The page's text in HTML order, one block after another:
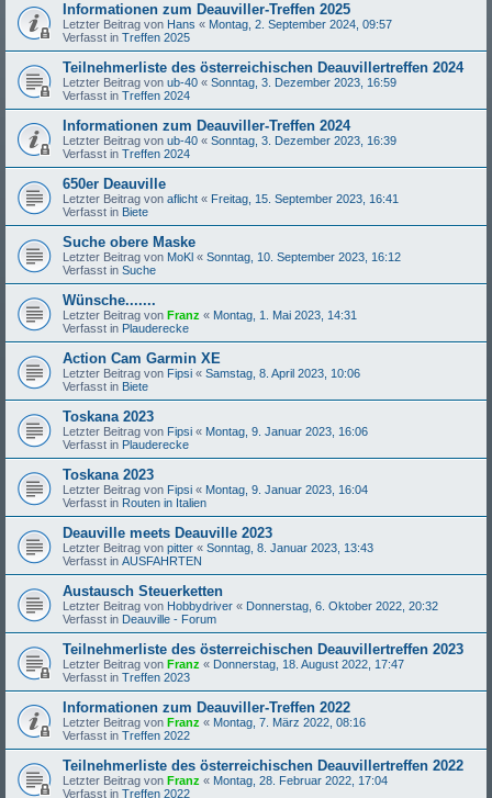
Informationen zum Deauviller-Treffen 2025
Letzter Beitrag von Hans « Montag, 2. September 2024, 09:57
Verfasst in Treffen 2025
Teilnehmerliste des österreichischen Deauvillertreffen 2024
Letzter Beitrag von ub-40 « Sonntag, 3. Dezember 2023, 16:59
Verfasst in Treffen 2024
Informationen zum Deauviller-Treffen 2024
Letzter Beitrag von ub-40 « Sonntag, 3. Dezember 2023, 16:39
Verfasst in Treffen 2024
650er Deauville
Letzter Beitrag von aflicht « Freitag, 15. September 2023, 16:41
Verfasst in Biete
Suche obere Maske
Letzter Beitrag von MoKl « Sonntag, 10. September 2023, 16:12
Verfasst in Suche
Wünsche.......
Letzter Beitrag von Franz « Montag, 1. Mai 2023, 14:31
Verfasst in Plauderecke
Action Cam Garmin XE
Letzter Beitrag von Fipsi « Samstag, 8. April 2023, 10:06
Verfasst in Biete
Toskana 2023
Letzter Beitrag von Fipsi « Montag, 9. Januar 2023, 16:06
Verfasst in Plauderecke
Toskana 2023
Letzter Beitrag von Fipsi « Montag, 9. Januar 2023, 16:04
Verfasst in Routen in Italien
Deauville meets Deauville 2023
Letzter Beitrag von pitter « Sonntag, 8. Januar 2023, 13:43
Verfasst in AUSFAHRTEN
Austausch Steuerketten
Letzter Beitrag von Hobbydriver « Donnerstag, 6. Oktober 2022, 20:32
Verfasst in Deauville - Forum
Teilnehmerliste des österreichischen Deauvillertreffen 2023
Letzter Beitrag von Franz « Donnerstag, 18. August 2022, 17:47
Verfasst in Treffen 2023
Informationen zum Deauviller-Treffen 2022
Letzter Beitrag von Franz « Montag, 7. März 2022, 08:16
Verfasst in Treffen 2022
Teilnehmerliste des österreichischen Deauvillertreffen 2022
Letzter Beitrag von Franz « Montag, 28. Februar 2022, 17:04
Verfasst in Treffen 2022